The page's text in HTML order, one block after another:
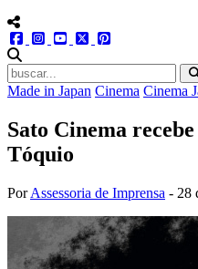
menu redes social
facebookinstagram
youtube
twitter
Made in Japan Cinema Cinema
Sato Cinema
Tóquio
PorAssessoria de Imprensa - 28